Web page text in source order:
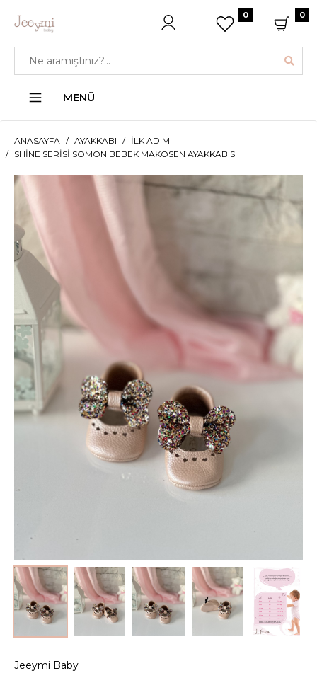
0 0
MENÜ
ANASAYFA AYAKKABI
İLK ADIM
SHINE SERISI SOMON BEBEK MAKOSEN AYAKKABISI
Jeeymi Baby